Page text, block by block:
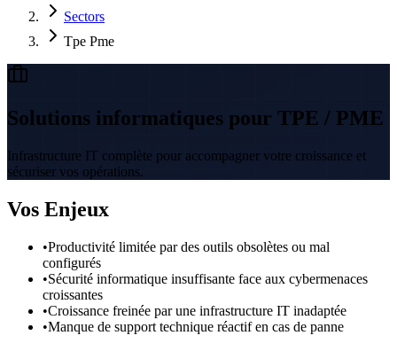
Sectors
Tpe Pme
Solutions informatiques pour TPE / PME
Infrastructure IT complète pour accompagner votre croissance et
sécuriser vos opérations.
Vos Enjeux
•Productivité limitée par des outils obsolètes ou mal
configurés
•Sécurité informatique insuffisante face aux cybermenaces
croissantes
•Croissance freinée par une infrastructure IT inadaptée
•Manque de support technique réactif en cas de panne